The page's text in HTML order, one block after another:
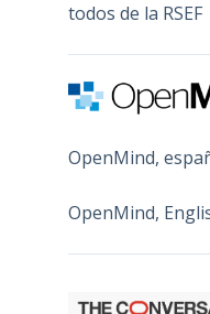
todos de la RSEF
OpenMind,
OpenMind,